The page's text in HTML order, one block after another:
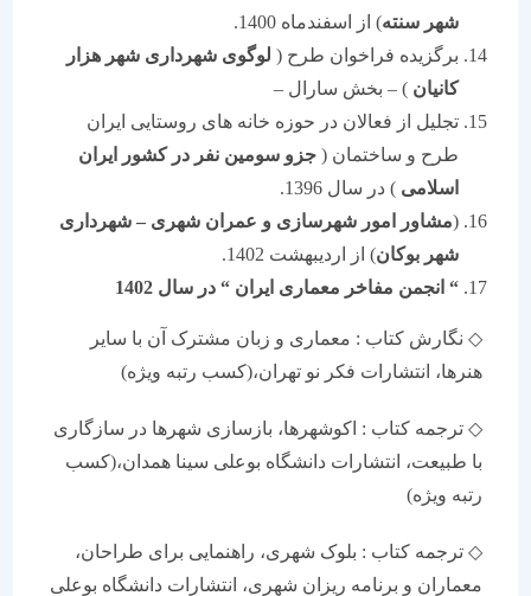
شهر سنته ) از اسفندماه 1400.
برگزیده فراخوان طرح (لوگوی شهرداری شهر هزار
کانیان) – بخش سارال –
تجلیل از فعالان در حوزه خانه های روستایی ایران
طرح و ساختمان (جزو سومین نفر در کشور ایران
اسلامی) در سال 1396.
مشاور امور شهرسازی و عمران شهری – شهرداری
شهر بوکان ) از اردیبهشت 1402.
انجمن مفاخر معماری ایران “در سال 1402
◇ نگارش کتاب : معماری و زبان مشترک آن با سایر
هنرها، انتشارات فکر نو تهران،(کسب رتبه ویژه)
◇ ترجمه کتاب : اکوشهرها، بازسازی شهرها در سازگاری
با طبیعت، انتشارات دانشگاه بوعلی سینا همدان،(کسب
رتبه ویژه)
◇ ترجمه کتاب : بلوک شهری، راهنمایی برای طراحان،
معماران و برنامه ریزان شهری، انتشارات دانشگاه بوعلی